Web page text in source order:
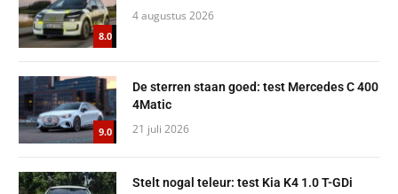
8.0
4 augustus 2026
9.0
De sterren staan goed: test Mercedes C 400
4Matic
21 juli 2026
Stelt nogal teleur: test Kia K4 1.0 T-GDi